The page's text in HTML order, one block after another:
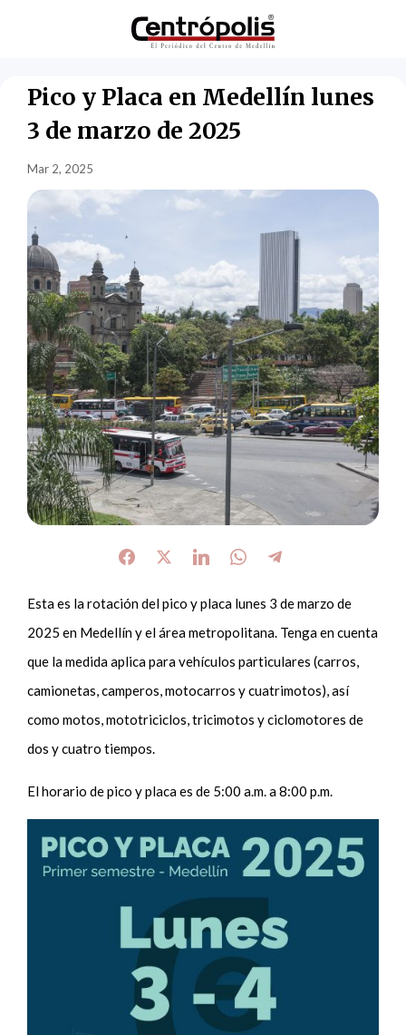
Pico y Placa en Medellín lunes
3 de marzo de 2025
Mar 2, 2025
Esta es la rotación del pico y placa lunes 3 de marzo de
2025 en Medellín y el área metropolitana. Tenga en cuenta
que la medida aplica para vehículos particulares (carros,
camionetas, camperos, motocarros y cuatrimotos), así
como motos, mototriciclos, tricimotos y ciclomotores de
dos y cuatro tiempos.
El horario de pico y placa es de 5:00 a.m. a 8:00 p.m.